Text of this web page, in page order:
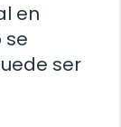
en
se
ser